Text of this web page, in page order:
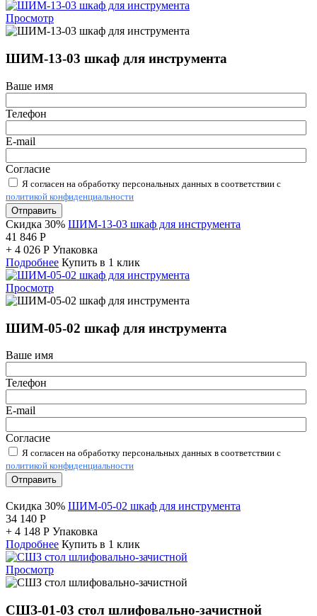
Просмотр
ШИМ-13-03 шкаф для инструмента
Ваше имя
Телефон
E-mail
Согласие
Я согласен на обработку персональных данных в соответствии с
политикой конфиденциальности
Отправить
Скидка 30% ШИМ-13-03 шкаф для инструмента
41 846 Р
+ 4 026 Р Упаковка
Подробнее Купить в 1 клик
Просмотр
ШИМ-05-02 шкаф для инструмента
Ваше имя
Телефон
E-mail
Согласие
Я согласен на обработку персональных данных в соответствии с
политикой конфиденциальности
Отправить
Скидка 30% ШИМ-05-02 шкаф для инструмента
34 140 Р
+ 4 148 Р Упаковка
Подробнее Купить в 1 клик
Просмотр
СШЗ-01-03 стол шлифовально-зачистной